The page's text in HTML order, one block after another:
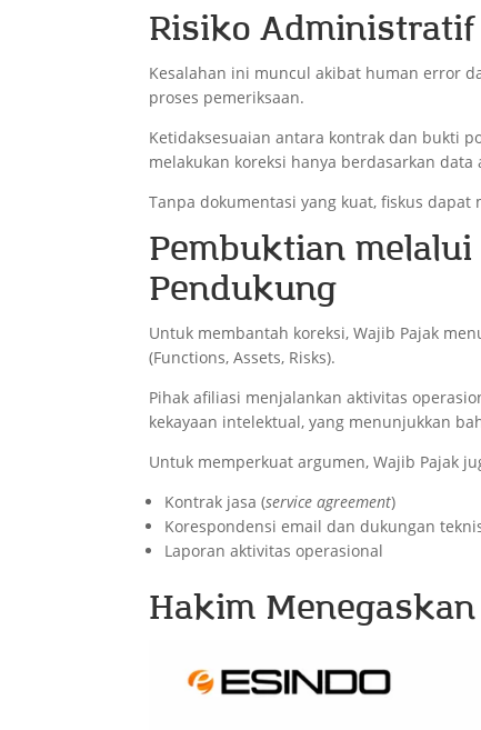
Risiko
Kesalahan ini muncul akibat human error
proses pemeriksaan.
Ketidaksesuaian antara kontrak dan bukti
melakukan koreksi hanya berdasarkan
Tanpa dokumentasi yang kuat, fiskus
Pembuktian
Pendukung
Untuk membantah koreksi, Wajib Pajak
(Functions, Assets, Risks).
Pihak afiliasi menjalankan aktivitas
kekayaan intelektual, yang menunjukkan
Untuk memperkuat argumen, Wajib Pajak
Kontrak jasa (service agreement)
Korespondensi email dan dukungan
Laporan aktivitas operasional
Hakim